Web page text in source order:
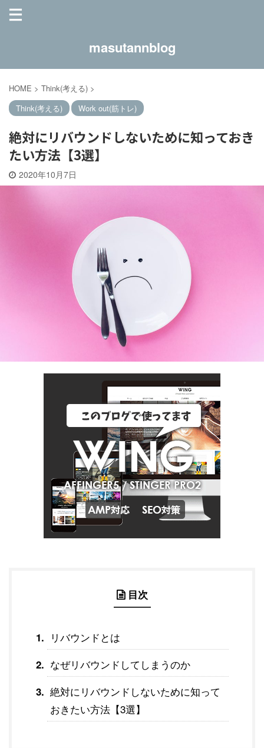
masutannblog
HOME > Think(考える) >
Think(考える)
Work out(筋トレ)
絶対にリバウンドしないために知っておき
たい方法【3選】
2020年10月7日
目次
リバウンドとは
なぜリバウンドしてしまうのか
絶対にリバウンドしないために知って
おきたい方法【3選】